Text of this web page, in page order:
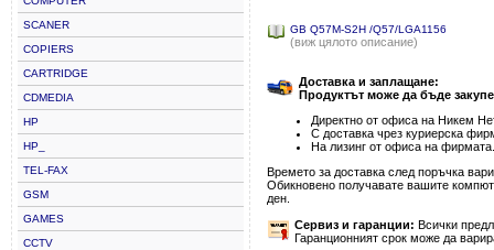
SCANER
COPIERS
CARTRIDGE
CDMEDIA
HP
HP_
TEL-FAX
GSM
GAMES
CCTV
GB Q57M-S2H /Q57/LGA1156
(виж цялото описание)
Доставка и заплащане:
Продуктът може да бъде
Директно от офиса на Никем
С доставка чрез куриерска
На лизинг от офиса на фирмата.
Времето за доставка след поръчка
Обикновено получавате вашите
ден.
Сервиз и гаранции: Всички
Гаранционният срок може да